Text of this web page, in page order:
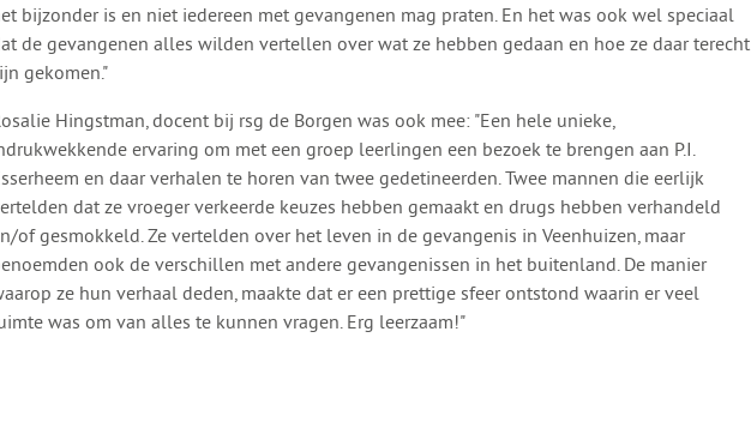
bijzonder is en niet iedereen met gevangenen mag praten. En het was ook wel speciaal
de gevangenen alles wilden vertellen over wat ze hebben gedaan en hoe ze daar terecht
gekomen."
Hingstman, docent bij rsg de Borgen was ook mee: "Een hele unieke,
ervaring om met een groep leerlingen een bezoek te brengen aan P.I.
en daar verhalen te horen van twee gedetineerden. Twee mannen die eerlijk
dat ze vroeger verkeerde keuzes hebben gemaakt en drugs hebben verhandeld
of gesmokkeld. Ze vertelden over het leven in de gevangenis in Veenhuizen, maar
ook de verschillen met andere gevangenissen in het buitenland. De manier
ze hun verhaal deden, maakte dat er een prettige sfeer ontstond waarin er veel
was om van alles te kunnen vragen. Erg leerzaam!"